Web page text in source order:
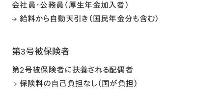
会社員・公務員（厚生年金加入者）
→ 給料から自動天引き（国民年金分も含む）
第3号被保険者
第2号被保険者に扶養される配偶者
→ 保険料の自己負担なし（国が負担）